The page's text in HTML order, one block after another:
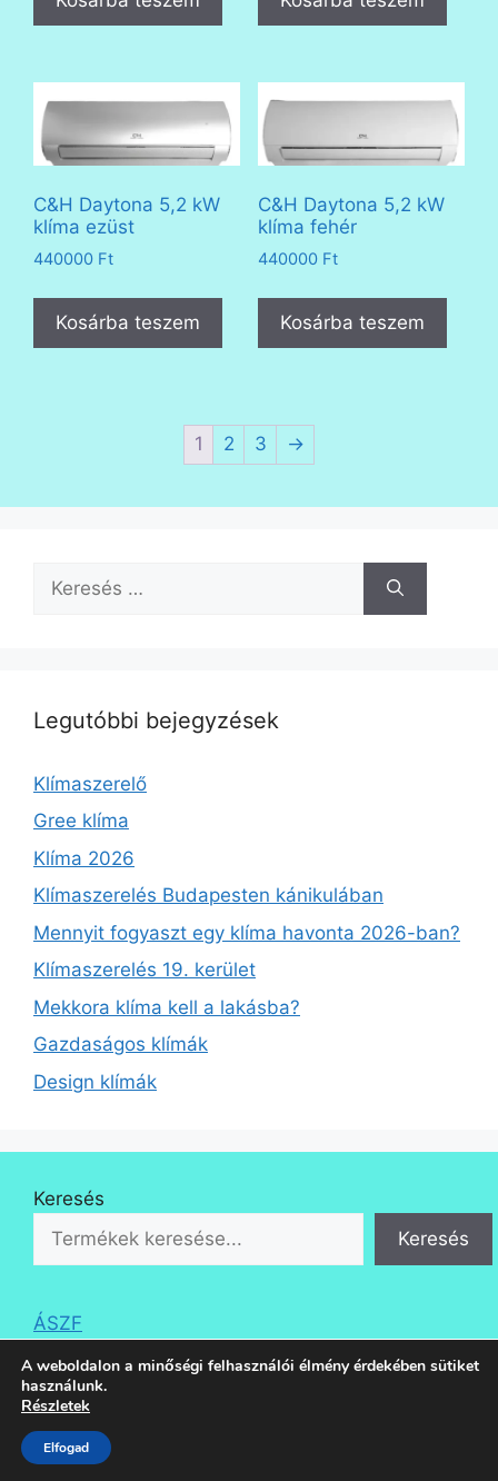
C&H Daytona 5,2 kW
klíma ezüst
440000 Ft
Kosárba teszem
C&H Daytona 5,2 kW
klíma fehér
440000 Ft
Kosárba teszem
1 2 3 →
Keresés:
Legutóbbi bejegyzések
Klímaszerelő
Gree klíma
Klíma 2026
Klímaszerelés Budapesten kánikulában
Mennyit fogyaszt egy klíma havonta 2026-ban?
Klímaszerelés 19. kerület
Mekkora klíma kell a lakásba?
Gazdaságos klímák
Design klímák
Keresés
Keresés
ÁSZF
© 2026 Klíma Áruda
A weboldalon a minőségi felhasználói élmény érdekében sütiket
használunk.
Részletek
Elfogad